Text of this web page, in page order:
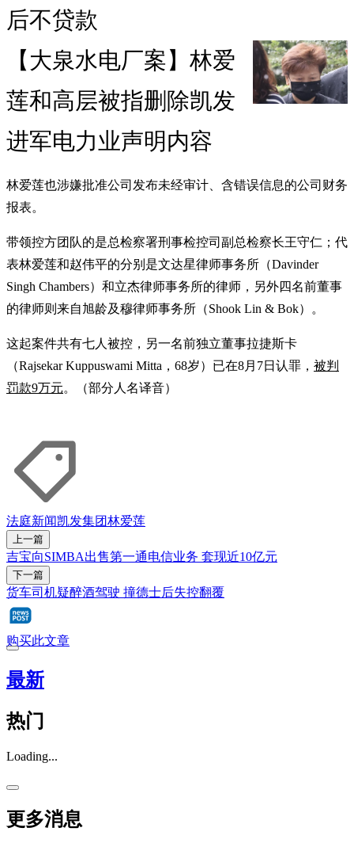
后不贷款
【大泉水电厂案】林爱
莲和高层被指删除凯发
进军电力业声明内容
林爱莲也涉嫌批准公司发布未经审计、含错误信息的公司财务
报表。
带领控方团队的是总检察署刑事检控司副总检察长王守仁；代
表林爱莲和赵伟平的分别是文达星律师事务所（Davinder
Singh Chambers）和立杰律师事务所的律师，另外四名前董事
的律师则来自旭龄及穆律师事务所（Shook Lin & Bok）。
这起案件共有七人被控，另一名前独立董事拉捷斯卡
（Rajsekar Kuppuswami Mitta，68岁）已在8月7日认罪， 被判
罚款9万元。（部分人名译音）
法庭新闻凯发集团林爱莲
上一篇
吉宝向SIMBA出售第一通电信业务 套现近10亿元
下一篇
货车司机疑醉酒驾驶 撞德士后失控翻覆
购买此文章
最新
热门
Loading...
更多消息